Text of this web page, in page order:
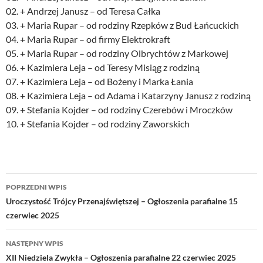
02. + Andrzej Janusz – od Teresa Całka
03. + Maria Rupar – od rodziny Rzepków z Bud Łańcuckich
04. + Maria Rupar – od firmy Elektrokraft
05. + Maria Rupar – od rodziny Olbrychtów z Markowej
06. + Kazimiera Leja – od Teresy Misiąg z rodziną
07. + Kazimiera Leja – od Bożeny i Marka Łania
08. + Kazimiera Leja – od Adama i Katarzyny Janusz z rodziną
09. + Stefania Kojder – od rodziny Czerebów i Mroczków
10. + Stefania Kojder – od rodziny Zaworskich
Nawigacja
wpisu
POPRZEDNI WPIS
Uroczystość Trójcy Przenajświętszej – Ogłoszenia parafialne 15
czerwiec 2025
NASTĘPNY WPIS
XII Niedziela Zwykła – Ogłoszenia parafialne 22 czerwiec 2025